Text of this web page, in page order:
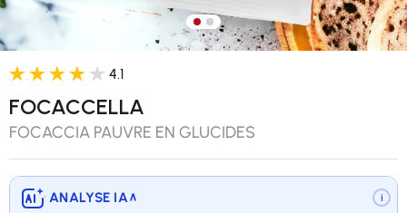
Charger l’image 1 dans la
Charger l’image 2 dans la
4.1
FOCACCELLA
FOCACCIA PAUVRE EN GLUCIDES
ANALYSE IA ∨ i